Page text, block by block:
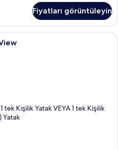
Fiyatları görüntüleyin
Two Bedroom Duplex River View |
tek Kişilik Yatak VEYA 1 tek Kişilik
Yatak